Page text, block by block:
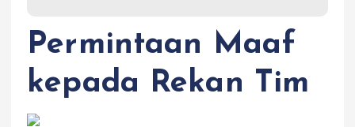
Permintaan Maaf
kepada Rekan Tim